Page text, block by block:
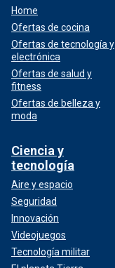
Home
Ofertas de cocina
Ofertas de tecnología y
electrónica
Ofertas de salud y
fitness
Ofertas de belleza y
moda
Ciencia y
tecnología
Aire y espacio
Seguridad
Innovación
Videojuegos
Tecnología militar